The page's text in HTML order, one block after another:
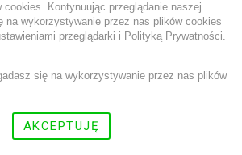
cookies. Kontynuując przeglądanie naszej
na wykorzystywanie przez nas plików cookies
przeglądarki i Polityką Prywatności.
się na wykorzystywanie przez nas plików
AKCEPTUJĘ